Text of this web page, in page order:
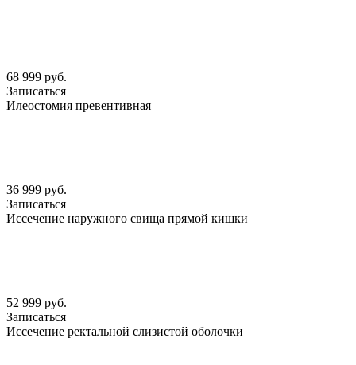
68 999 руб.
Записаться
Илеостомия превентивная
36 999 руб.
Записаться
Иссечение наружного свища прямой кишки
52 999 руб.
Записаться
Иссечение ректальной слизистой оболочки